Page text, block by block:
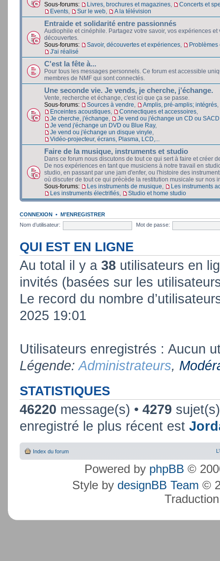
Sous-forums: Livres, brochures et magazines
Concerts et
Events
Sur le web A la télévision
Entraide et solidarité entre passionnés
Audiophile et cinéphile. Partagez votre savoir, vos expériences et
découvertes.
Sous-forums:
Savoir, découvertes et expériences
Problèmes
J'ai réalisé
C'est la fête à...
Pour tous les messages personnels. Ce forum est accessible
membres de NMF qui sont connectés.
Une seconde vie. Je vends, je cherche, j’échange.
Vente, recherche et échange, c'est ici que ça se passe.
Sous-forums:
Sources à vendre Amplis, pré-amplis; intégrés
Enceintes acoustiques
Connectiques et accessoires
Je cherche, j'échange
Je vend ou j'échange un CD ou SACD
Je vend j'échange un DVD ou Blue Ray,
Je vend ou j'échange un disque vinyle
Vidéo-projecteur, écrans, Plasma, LCD,...
Faire de la musique, instruments et studio
Dans ce forum nous discutons de tout ce qui sert à faire et créer
De nos expériences en tant que musiciens à notre travail en
studio, en passant par une jam d'enfer, ou l'histoire des
où discuter de tout ce qui précède la restitution musicale sur nos
Sous-forums:
Les instruments de musique
Les instruments
Les instruments électrifiés
Studio et home studio
CONNEXION • M’ENREGISTRER
Nom d’utilisateur:
Mot de passe:
QUI EST EN LIGNE
Au total il y a 38 utilisateurs en
invités (basées sur les
Le record du nombre
2025 19:01
Utilisateurs enregistrés : Aucun
Légende:Administrateurs,
STATISTIQUES
46220 message(s) • 4279
enregistré le plus récent est
Index du forum
Powered by phpBB ©
Style by designBB Team ©